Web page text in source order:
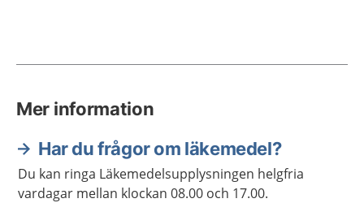
Mer information
Har du frågor om läkemedel?
Du kan ringa Läkemedelsupplysningen helgfria
vardagar mellan klockan 08.00 och 17.00.